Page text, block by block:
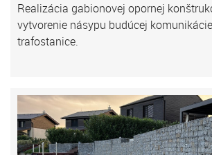
Realizácia gabionovej opornej
vytvorenie násypu budúcej
trafostanice.